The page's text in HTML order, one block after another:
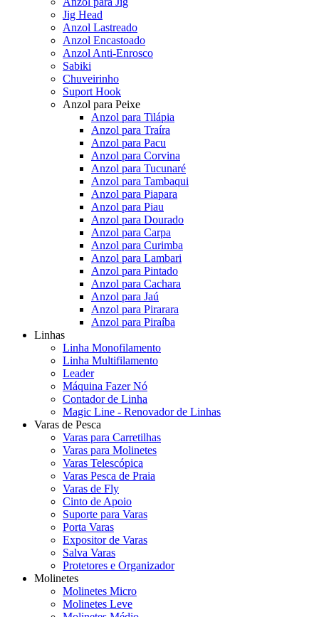
Jig Head
Anzol Lastreado
Anzol Encastoado
Anzol Anti-Enrosco
Sabiki
Chuveirinho
Suport Hook
Anzol para Peixe
Anzol para Tilápia
Anzol para Traíra
Anzol para Pacu
Anzol para Corvina
Anzol para Tucunaré
Anzol para Tambaqui
Anzol para Piapara
Anzol para Piau
Anzol para Dourado
Anzol para Carpa
Anzol para Curimba
Anzol para Lambari
Anzol para Pintado
Anzol para Cachara
Anzol para Jaú
Anzol para Pirarara
Anzol para Piraíba
Linhas
Linha Monofilamento
Linha Multifilamento
Leader
Máquina Fazer Nó
Contador de Linha
Magic Line - Renovador de Linhas
Varas de Pesca
Varas para Carretilhas
Varas para Molinetes
Varas Telescópica
Varas Pesca de Praia
Varas de Fly
Cinto de Apoio
Suporte para Varas
Porta Varas
Expositor de Varas
Salva Varas
Protetores e Organizador
Molinetes
Molinetes Micro
Molinetes Leve